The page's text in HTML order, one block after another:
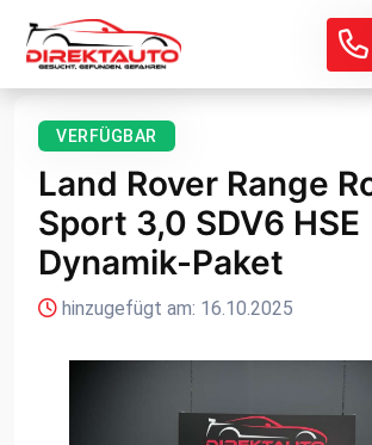
VERFÜGBAR
Land Rover Range
Sport 3,0 SDV6 HSE
Dynamik-Paket
hinzugefügt am: 16.10.2025